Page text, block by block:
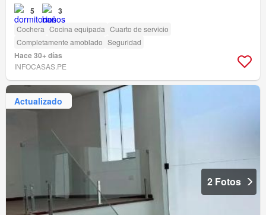
5 3
Cochera Cocina equipada Cuarto de servicio
Completamente amoblado Seguridad
Hace 30+ días
INFOCASAS.PE
Actualizado
2 Fotos